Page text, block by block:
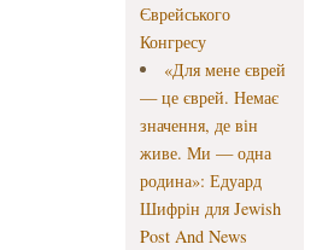
Єврейського
Конгресу
«Для мене єврей
— це єврей. Немає
значення, де він
живе. Ми — одна
родина»: Едуард
Шифрін для Jewish
Post And News